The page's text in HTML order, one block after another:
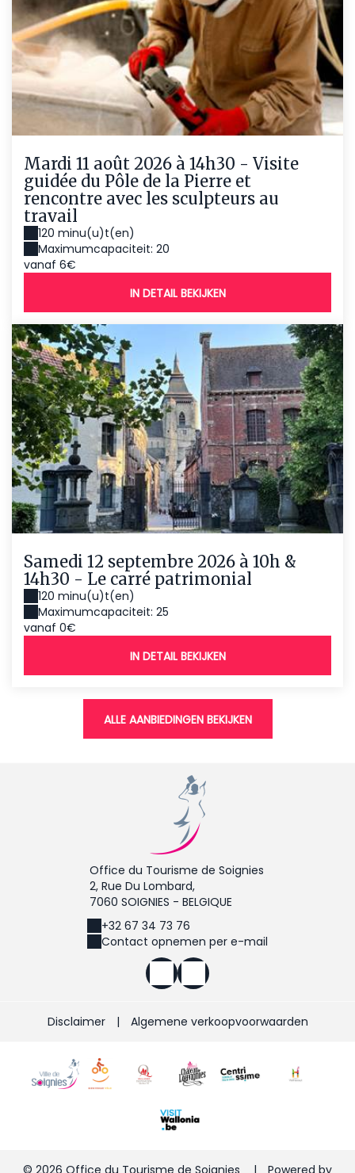
Mardi 11 août 2026 à 14h30 - Visite
guidée du Pôle de la Pierre et
rencontre avec les sculpteurs au
travail
120 minu(u)t(en)
Maximumcapaciteit: 20
vanaf 6€
IN DETAIL BEKIJKEN
Samedi 12 septembre 2026 à 10h &
14h30 - Le carré patrimonial
120 minu(u)t(en)
Maximumcapaciteit: 25
vanaf 0€
IN DETAIL BEKIJKEN
ALLE AANBIEDINGEN BEKIJKEN
Office du Tourisme de Soignies
2, Rue Du Lombard,
7060 SOIGNIES - BELGIQUE
+32 67 34 73 76
Contact opnemen per e-mail
Disclaimer | Algemene verkoopvoorwaarden
© 2026 Office du Tourisme de Soignies | Powered by